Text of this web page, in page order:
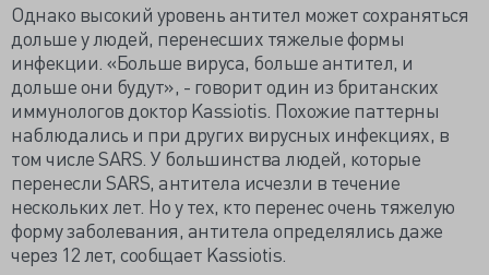
Однако высокий уровень антител может сохраняться
дольше у людей, перенесших тяжелые формы
инфекции. «Больше вируса, больше антител, и
дольше они будут», - говорит один из британских
иммунологов доктор Kassiotis. Похожие паттерны
наблюдались и при других вирусных инфекциях, в
том числе SARS. У большинства людей, которые
перенесли SARS, антитела исчезли в течение
нескольких лет. Но у тех, кто перенес очень тяжелую
форму заболевания, антитела определялись даже
через 12 лет, сообщает Kassiotis.